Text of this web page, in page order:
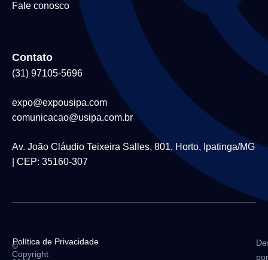
Fale conosco
Contato
(31) 97105-5696
expo@expousipa.com
comunicacao@usipa.com.br
Av. João Cláudio Teixeira Salles, 801, Horto, Ipatinga/MG
| CEP: 35160-307
©
Copyright
Política de Privacidade
por